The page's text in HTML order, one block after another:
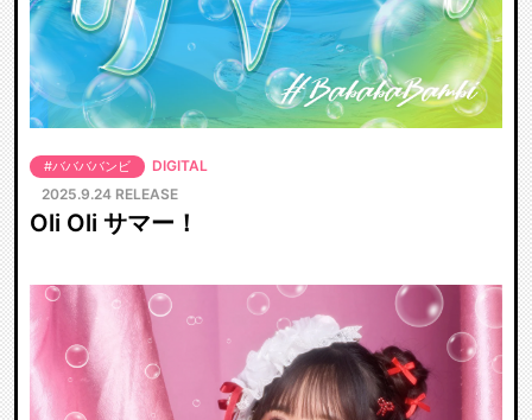
#ババババンビ
DIGITAL
2025.9.24 RELEASE
Oli Oli サマー！